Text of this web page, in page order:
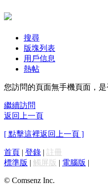
搜尋
版塊列表
用戶信息
熱帖
您訪問的頁面無手機頁面，
繼續訪問
返回上一頁
[ 點擊這裡返回上一頁 ]
首頁 | 登錄 | 註冊
標準版 | 觸屏版 | 電腦版 |
© Comsenz Inc.